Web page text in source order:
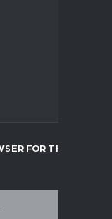
FOR THE